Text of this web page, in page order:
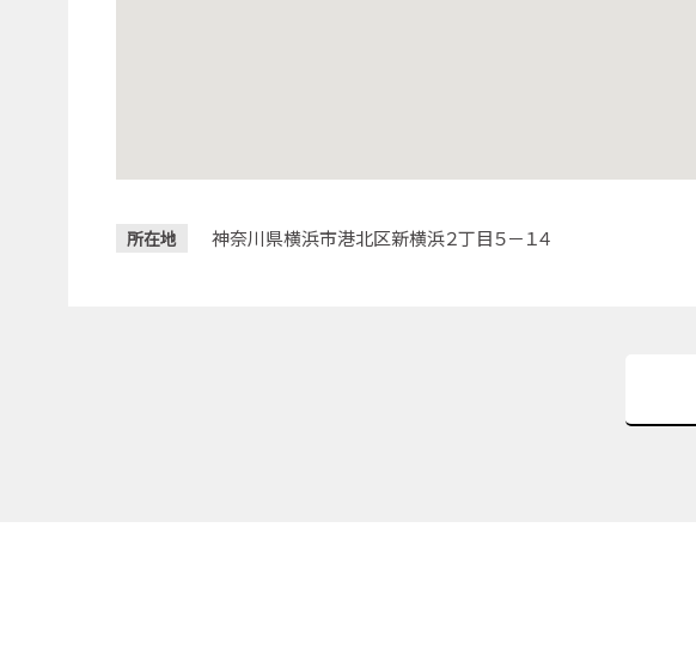
所在地 神奈川県横浜市港北区新横浜２丁目５－１４